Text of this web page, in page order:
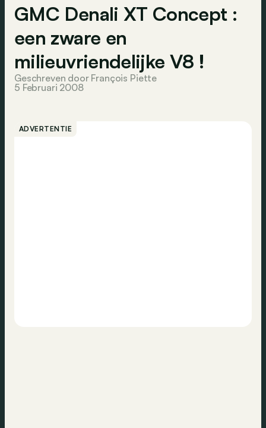
GMC Denali XT Concept :
een zware en
milieuvriendelijke V8 !
Geschreven door François Piette
5 Februari 2008
ADVERTENTIE